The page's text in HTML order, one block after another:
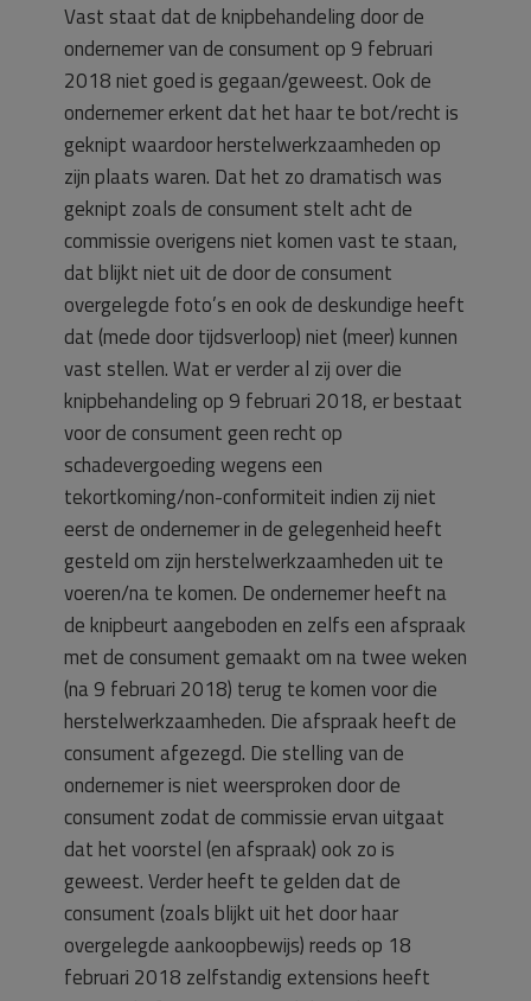
Vast staat dat de knipbehandeling door de
ondernemer van de consument op 9 februari
2018 niet goed is gegaan/geweest. Ook de
ondernemer erkent dat het haar te bot/recht is
geknipt waardoor herstelwerkzaamheden op
zijn plaats waren. Dat het zo dramatisch was
geknipt zoals de consument stelt acht de
commissie overigens niet komen vast te staan,
dat blijkt niet uit de door de consument
overgelegde foto’s en ook de deskundige heeft
dat (mede door tijdsverloop) niet (meer) kunnen
vast stellen. Wat er verder al zij over die
knipbehandeling op 9 februari 2018, er bestaat
voor de consument geen recht op
schadevergoeding wegens een
tekortkoming/non-conformiteit indien zij niet
eerst de ondernemer in de gelegenheid heeft
gesteld om zijn herstelwerkzaamheden uit te
voeren/na te komen. De ondernemer heeft na
de knipbeurt aangeboden en zelfs een afspraak
met de consument gemaakt om na twee weken
(na 9 februari 2018) terug te komen voor die
herstelwerkzaamheden. Die afspraak heeft de
consument afgezegd. Die stelling van de
ondernemer is niet weersproken door de
consument zodat de commissie ervan uitgaat
dat het voorstel (en afspraak) ook zo is
geweest. Verder heeft te gelden dat de
consument (zoals blijkt uit het door haar
overgelegde aankoopbewijs) reeds op 18
februari 2018 zelfstandig extensions heeft